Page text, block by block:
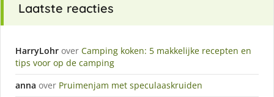
Laatste reacties
HarryLohr over Camping koken: 5 makkelijke recepten en
tips voor op de camping
anna over Pruimenjam met speculaaskruiden